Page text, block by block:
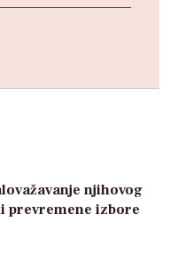
njihovog
prevremene izbore